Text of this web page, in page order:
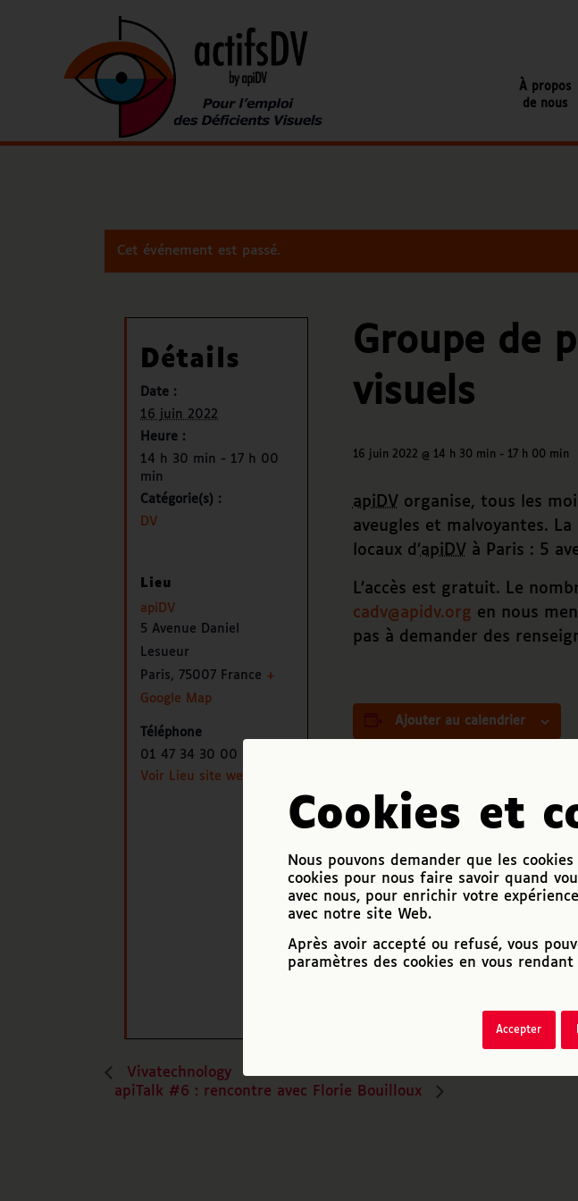
Cookies et
Nous pouvons demander que les
cookies pour nous faire savoir quand
avec nous, pour enrichir votre
avec notre site Web.
Après avoir accepté ou refusé, vous
paramètres des cookies en vous
Accepter
À propos
de nous
Cet événement est passé.
Groupe de
visuels
16 juin 2022 @ 14 h 30 min - 17 h 00 min
apiDV organise, tous les
aveugles et malvoyantes.
locaux d’apiDV à Paris : 5
L’accès est gratuit. Le
cadv@apidv.org en nous
pas à demander des
Ajouter au calendrier
Détails
Date :
16 juin 2022
Heure :
14 h 30 min - 17 h 00
min
Catégorie(s) :
DV
Lieu
apiDV
5 Avenue Daniel
Lesueur
Paris, 75007 France +
Google Map
Téléphone
01 47 34 30 00
Voir Lieu site web
Vivatechnology
apiTalk #6 : rencontre avec Florie Bouilloux